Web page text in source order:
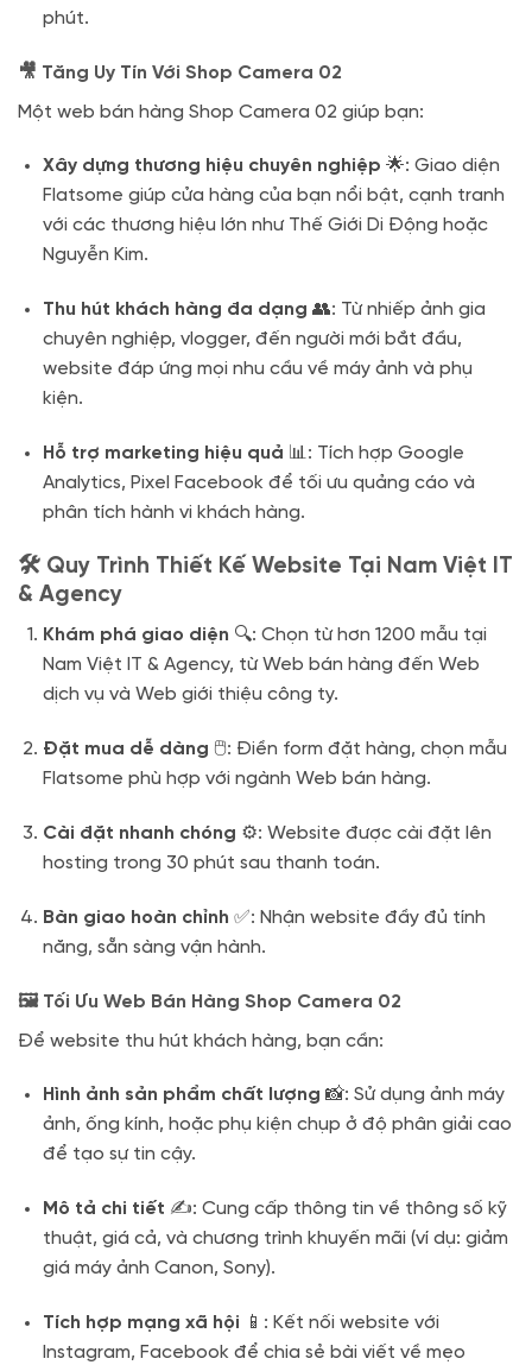
phút.
🎥 Tăng Uy Tín Với Shop Camera 02
Một web bán hàng Shop Camera 02 giúp bạn:
Xây dựng thương hiệu chuyên nghiệp 🌟: Giao diện
Flatsome giúp cửa hàng của bạn nổi bật, cạnh tranh
với các thương hiệu lớn như Thế Giới Di Động hoặc
Nguyễn Kim.
Thu hút khách hàng đa dạng 👥: Từ nhiếp ảnh gia
chuyên nghiệp, vlogger, đến người mới bắt đầu,
website đáp ứng mọi nhu cầu về máy ảnh và phụ
kiện.
Hỗ trợ marketing hiệu quả 📊: Tích hợp Google
Analytics, Pixel Facebook để tối ưu quảng cáo và
phân tích hành vi khách hàng.
🛠️ Quy Trình Thiết Kế Website Tại Nam Việt IT
& Agency
Khám phá giao diện 🔍: Chọn từ hơn 1200 mẫu tại
Nam Việt IT & Agency, từ Web bán hàng đến Web
dịch vụ và Web giới thiệu công ty.
Đặt mua dễ dàng 🖱️: Điền form đặt hàng, chọn mẫu
Flatsome phù hợp với ngành Web bán hàng.
Cài đặt nhanh chóng ⚙️: Website được cài đặt lên
hosting trong 30 phút sau thanh toán.
Bàn giao hoàn chỉnh ✅: Nhận website đầy đủ tính
năng, sẵn sàng vận hành.
🖼️ Tối Ưu Web Bán Hàng Shop Camera 02
Để website thu hút khách hàng, bạn cần:
Hình ảnh sản phẩm chất lượng 📸: Sử dụng ảnh máy
ảnh, ống kính, hoặc phụ kiện chụp ở độ phân giải cao
để tạo sự tin cậy.
Mô tả chi tiết ✍️: Cung cấp thông tin về thông số kỹ
thuật, giá cả, và chương trình khuyến mãi (ví dụ: giảm
giá máy ảnh Canon, Sony).
Tích hợp mạng xã hội 📱: Kết nối website với
Instagram, Facebook để chia sẻ bài viết về mẹo